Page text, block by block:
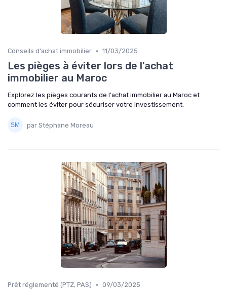
Conseils d'achat immobilier • 11/03/2025
Les pièges à éviter lors de l'achat
immobilier au Maroc
Explorez les pièges courants de l'achat immobilier au Maroc et
comment les éviter pour sécuriser votre investissement.
par Stéphane Moreau
Prêt réglementé (PTZ, PAS) • 09/03/2025